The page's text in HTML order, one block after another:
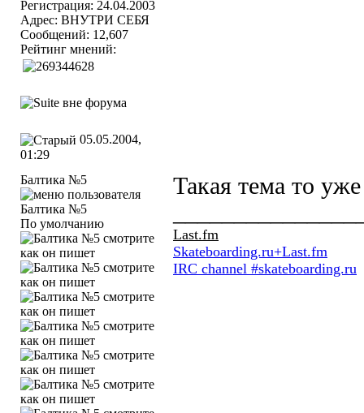
Регистрация: 24.04.2003
Адрес: ВНУТРИ СЕБЯ
Сообщений: 12,607
Рейтинг мнений:
05.05.2004,
01:29
Балтика №5
По умолчанию
Такая тема то уже
Last.fm
Skateboarding.ru+Last.fm
IRC channel #skateboarding.ru